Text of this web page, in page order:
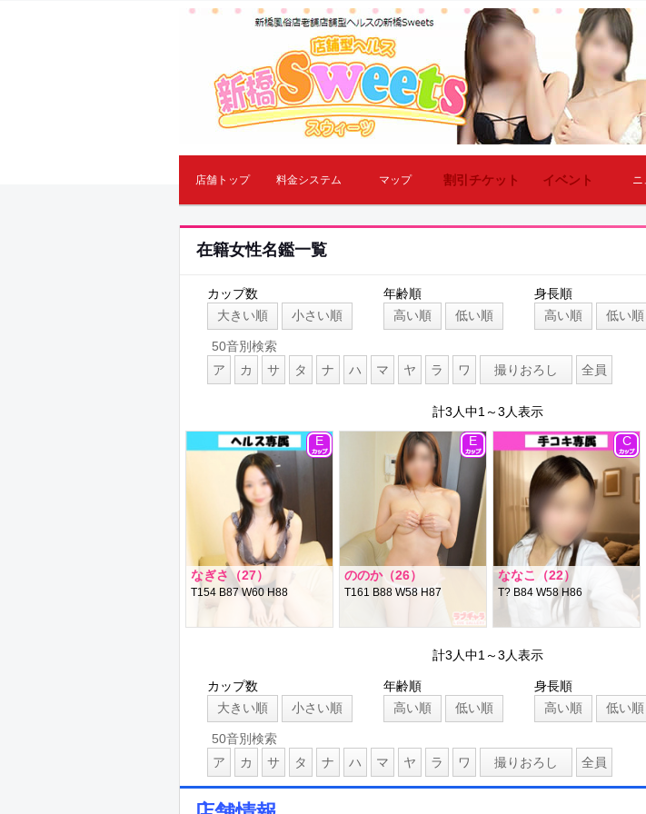
店舗トップ 料金システム マップ 割引チケット イベント ニ
在籍女性名鑑一覧
カップ数
大きい順
小さい順
年齢順
高い順
低い順
身長順
高い順
低い順
50音別検索
ア
カ サ タ ナ ハ マ ヤ ラ ワ 撮りおろし 全員
計3人中1～3人表示
なぎさ（27）
T154 B87 W60 H88
E
ののか（26）
T161 B88 W58 H87
E
ななこ（22）
T? B84 W58 H86
C
計3人中1～3人表示
カップ数
大きい順
小さい順
年齢順
高い順
低い順
身長順
高い順
低い順
50音別検索
ア
カ サ タ ナ ハ マ ヤ ラ ワ 撮りおろし 全員